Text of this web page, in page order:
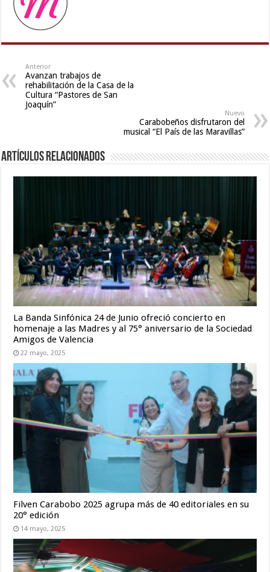
Anterior
Avanzan trabajos de
rehabilitación de la Casa de la
Cultura “Pastores de San
Joaquín”
Nuevo
Carabobeños disfrutaron del
musical “El País de las Maravillas”
Artículos relacionados
La Banda Sinfónica 24 de Junio ofreció concierto en
homenaje a las Madres y al 75° aniversario de la Sociedad
Amigos de Valencia
22 mayo, 2025
Filven Carabobo 2025 agrupa más de 40 editoriales en su
20° edición
14 mayo, 2025